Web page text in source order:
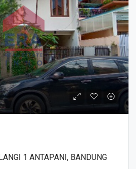
1 ANTAPANI, BANDUNG